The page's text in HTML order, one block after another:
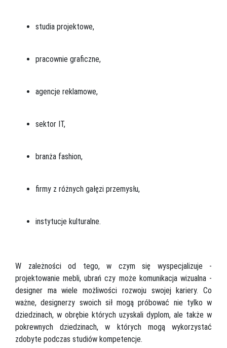
studia projektowe,
pracownie graficzne,
agencje reklamowe,
sektor IT,
branża fashion,
firmy z różnych gałęzi przemysłu,
instytucje kulturalne.
W zależności od tego, w czym się wyspecjalizuje -
projektowanie mebli, ubrań czy może komunikacja wizualna -
designer ma wiele możliwości rozwoju swojej kariery. Co
ważne, designerzy swoich sił mogą próbować nie tylko w
dziedzinach, w obrębie których uzyskali dyplom, ale także w
pokrewnych dziedzinach, w których mogą wykorzystać
zdobyte podczas studiów kompetencje.